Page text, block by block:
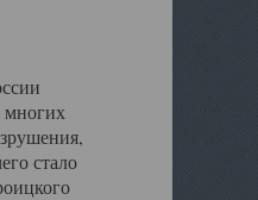
многих
стало